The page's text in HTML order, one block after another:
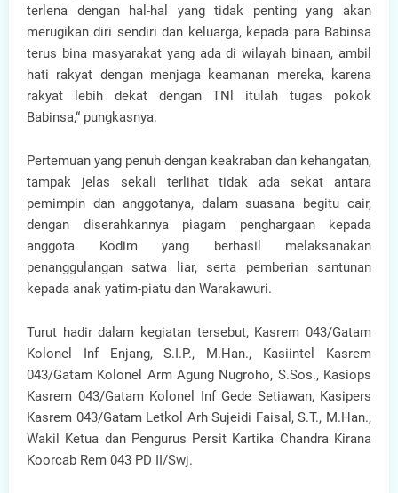
terlena dengan hal-hal yang tidak penting yang akan
merugikan diri sendiri dan keluarga, kepada para Babinsa
terus bina masyarakat yang ada di wilayah binaan, ambil
hati rakyat dengan menjaga keamanan mereka, karena
rakyat lebih dekat dengan TNl itulah tugas pokok
Babinsa,“ pungkasnya.
Pertemuan yang penuh dengan keakraban dan kehangatan,
tampak jelas sekali terlihat tidak ada sekat antara
pemimpin dan anggotanya, dalam suasana begitu cair,
dengan diserahkannya piagam penghargaan kepada
anggota Kodim yang berhasil melaksanakan
penanggulangan satwa liar, serta pemberian santunan
kepada anak yatim-piatu dan Warakawuri.
Turut hadir dalam kegiatan tersebut, Kasrem 043/Gatam
Kolonel Inf Enjang, S.I.P., M.Han., Kasiintel Kasrem
043/Gatam Kolonel Arm Agung Nugroho, S.Sos., Kasiops
Kasrem 043/Gatam Kolonel Inf Gede Setiawan, Kasipers
Kasrem 043/Gatam Letkol Arh Sujeidi Faisal, S.T., M.Han.,
Wakil Ketua dan Pengurus Persit Kartika Chandra Kirana
Koorcab Rem 043 PD II/Swj.